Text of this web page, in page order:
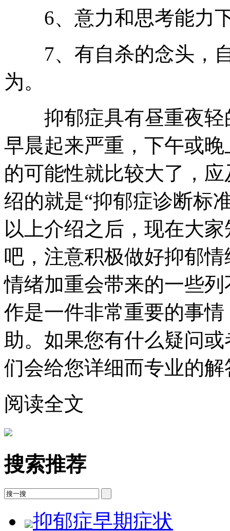
6、意力和思考能力下
7、有自杀的念头，自
为。
抑郁症具有昼重夜轻
早晨起来严重，下午或
的可能性就比较大了，
绍的就是“抑郁症诊断标
以上介绍之后，现在大
吧，注意积极做好抑郁
情绪加重会带来的一些
作是一件非常重要的事
助。如果您有什么疑问
们会给您详细而专业的解
阅读全文
搜索推荐
抑郁症早期症状